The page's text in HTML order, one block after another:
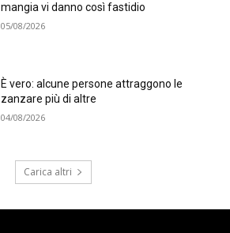
mangia vi danno così fastidio
05/08/2026
È vero: alcune persone attraggono le
zanzare più di altre
04/08/2026
Carica altri